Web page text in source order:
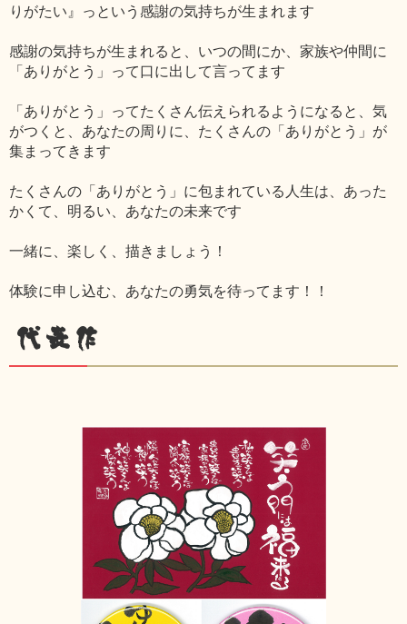
りがたい』っという感謝の気持ちが生まれます
感謝の気持ちが生まれると、いつの間にか、家族や仲間に
「ありがとう」って口に出して言ってます
「ありがとう」ってたくさん伝えられるようになると、気
がつくと、あなたの周りに、たくさんの「ありがとう」が
集まってきます
たくさんの「ありがとう」に包まれている人生は、あった
かくて、明るい、あなたの未来です
一緒に、楽しく、描きましょう！
体験に申し込む、あなたの勇気を待ってます！！
代表作